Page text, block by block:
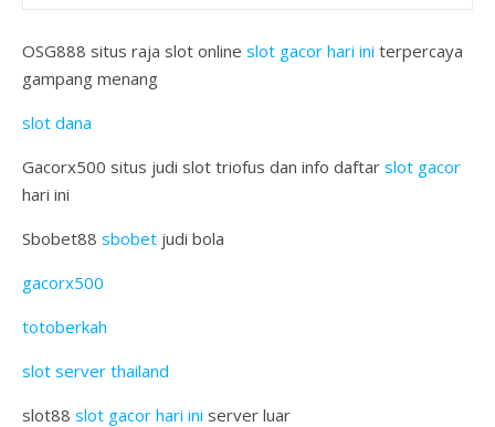
OSG888 situs raja slot online slot gacor hari ini terpercaya
gampang menang
slot dana
Gacorx500 situs judi slot triofus dan info daftar slot gacor
hari ini
Sbobet88 sbobet judi bola
gacorx500
totoberkah
slot server thailand
slot88 slot gacor hari ini server luar